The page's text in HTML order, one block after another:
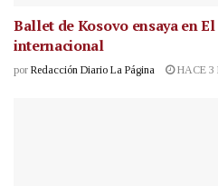
Ballet de Kosovo ensaya en
internacional
por Redacción Diario La Página HACE 3